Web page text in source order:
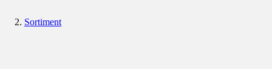
Sortiment